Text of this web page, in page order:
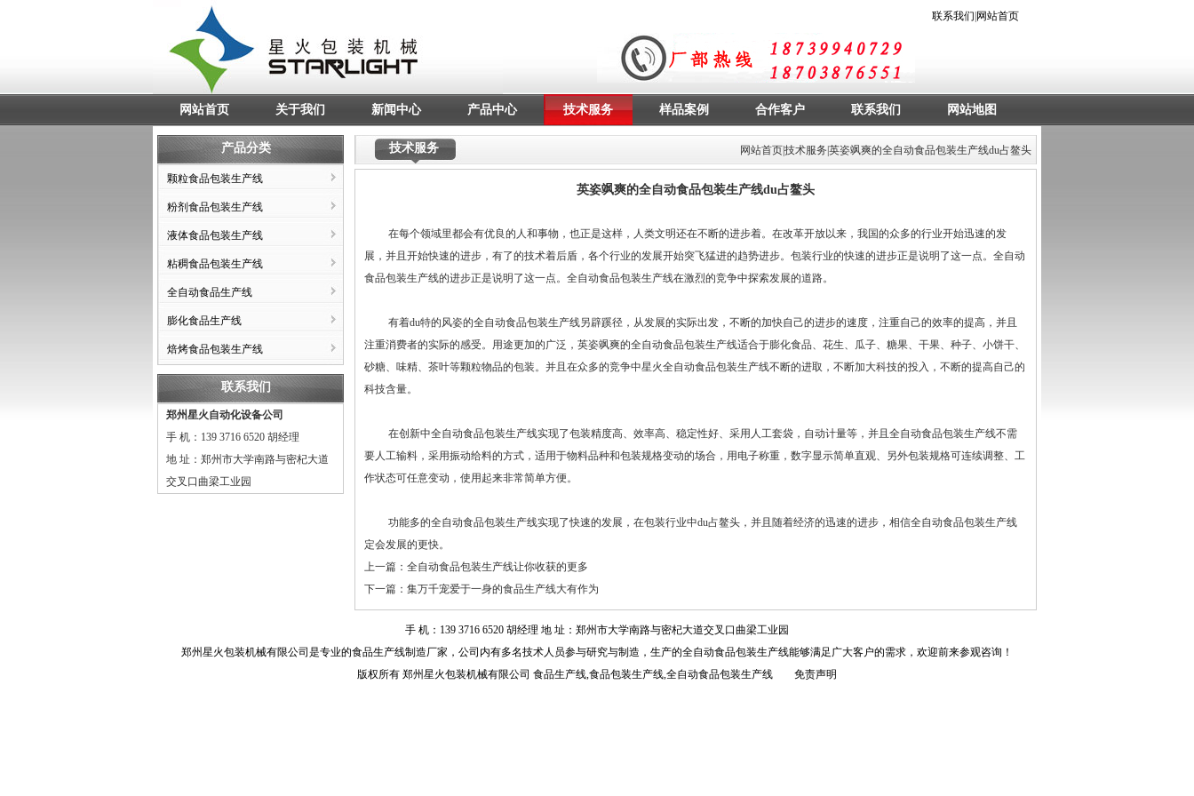
联系我们 网站首页
网站首页 关于我们 新闻中心 产品中心 技术服务 样品案例 合作客户 联系我们 网站地图
产品分类
颗粒食品包装生产线
粉剂食品包装生产线
液体食品包装生产线
粘稠食品包装生产线
全自动食品生产线
膨化食品生产线
焙烤食品包装生产线
联系我们
郑州星火自动化设备公司
手 机：139 3716 6520 胡经理
地 址：郑州市大学南路与密杞大道
交叉口曲梁工业园
技术服务 网站首页技术服务 |英姿飒爽的全自动食品包装生产线du占鳌头
英姿飒爽的全自动食品包装生产线du占鳌头
在每个领域里都会有优良的人和事物，也正是这样，人类文明还在不断的进步着。在改革开放以来，我国的众多的行业开始迅速的发
展，并且开始快速的进步，有了的技术着后盾，各个行业的发展开始突飞猛进的趋势进步。包装行业的快速的进步正是说明了这一点。 全自动
食品包装生产线的进步正是说明了这一点。全自动食品包装生产线在激烈的竞争中探索发展的道路。
有着du特的风姿的全自动食品包装生产线另辟蹊径，从发展的实际出发，不断的加快自己的进步的速度，注重自己的效率的提高，并且
注重消费者的实际的感受。用途更加的广泛，英姿飒爽的全自动食品包装生产线适合于膨化食品、花生、瓜子、糖果、干果、种子、小饼干、
砂糖、味精、茶叶等颗粒物品的包装。并且在众多的竞争中星火全自动食品包装生产线不断的进取，不断加大科技的投入，不断的提高自己的
科技含量。
在创新中全自动食品包装生产线实现了包装精度高、效率高、稳定性好、采用人工套袋，自动计量等，并且全自动食品包装生产线不需
要人工输料，采用振动给料的方式，适用于物料品种和包装规格变动的场合，用电子称重，数字显示简单直观、另外包装规格可连续调整、工
作状态可任意变动，使用起来非常简单方便。
功能多的全自动食品包装生产线实现了快速的发展，在包装行业中du占鳌头，并且随着经济的迅速的进步，相信全自动食品包装生产线
定会发展的更快。
上一篇： 全自动食品包装生产线让你收获的更多
下一篇： 集万千宠爱于一身的食品生产线大有作为
手 机：139 3716 6520 胡经理 地 址：郑州市大学南路与密杞大道交叉口曲梁工业园
郑州星火包装机械有限公司是专业的食品生产线制造厂家，公司内有多名技术人员参与研究与制造，生产的全自动食品包装生产线能够满足广大客户的需求，欢迎前来参观咨询！
版权所有 郑州星火包装机械有限公司 食品生产线,食品包装生产线,全自动食品包装生产线 免责声明